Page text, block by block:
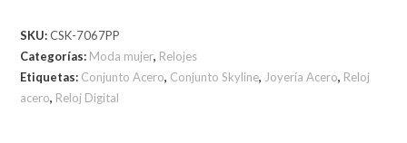
SKU:CSK-7067PP
Categorías: Moda mujer, Relojes
Etiquetas: Conjunto Acero, Conjunto Skyline, Joyería Acero, Reloj
acero, Reloj Digital